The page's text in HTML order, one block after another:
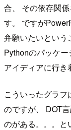
合、 その依存関
す。 ですが
弁願いたいという
Pythonのパッケ
アイディアに行き
こういったグラ
のですが、 DOT
のがある。。。と